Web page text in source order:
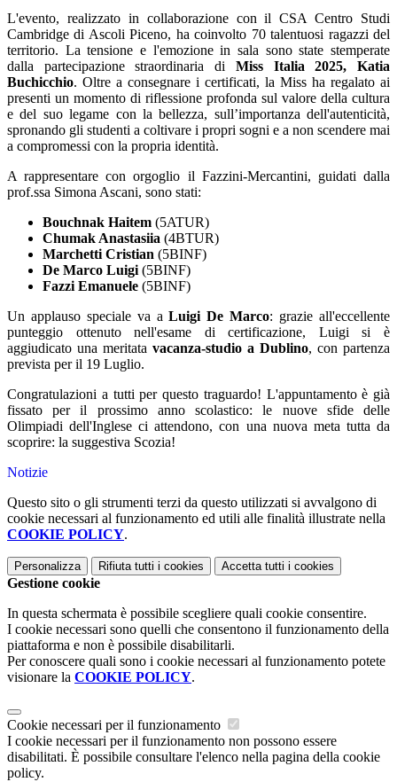
L'evento, realizzato in collaborazione con il CSA Centro Studi
Cambridge di Ascoli Piceno, ha coinvolto 70 talentuosi ragazzi del
territorio. La tensione e l'emozione in sala sono state stemperate
dalla partecipazione straordinaria di Miss Italia 2025, Katia
Buchicchio. Oltre a consegnare i certificati, la Miss ha regalato ai
presenti un momento di riflessione profonda sul valore della cultura
e del suo legame con la bellezza, sull’importanza dell'autenticità,
spronando gli studenti a coltivare i propri sogni e a non scendere mai
a compromessi con la propria identità.
A rappresentare con orgoglio il Fazzini-Mercantini, guidati dalla
prof.ssa Simona Ascani, sono stati:
Bouchnak Haitem (5ATUR)
Chumak Anastasiia (4BTUR)
Marchetti Cristian (5BINF)
De Marco Luigi(5BINF)
Fazzi Emanuele (5BINF)
Un applauso speciale va aLuigi De Marco: grazie all'eccellente
punteggio ottenuto nell'esame di certificazione, Luigi si è
aggiudicato una meritata vacanza-studio a Dublino, con partenza
prevista per il 19 Luglio.
Congratulazioni a tutti per questo traguardo! L'appuntamento è già
fissato per il prossimo anno scolastico: le nuove sfide delle
Olimpiadi dell'Inglese ci attendono, con una nuova meta tutta da
scoprire: la suggestiva Scozia!
Notizie
Questo sito o gli strumenti terzi da questo utilizzati si avvalgono di
cookie necessari al funzionamento ed utili alle finalità illustrate nella
COOKIE POLICY.
Personalizza Rifiuta tutti i cookies Accetta tutti i cookies
Gestione cookie
In questa schermata è possibile scegliere quali cookie consentire.
I cookie necessari sono quelli che consentono il funzionamento della
piattaforma e non è possibile disabilitarli.
Per conoscere quali sono i cookie necessari al funzionamento potete
visionare la COOKIE POLICY.
Cookie necessari per il funzionamento
I cookie necessari per il funzionamento non possono essere
disabilitati. È possibile consultare l'elenco nella pagina della cookie
policy.